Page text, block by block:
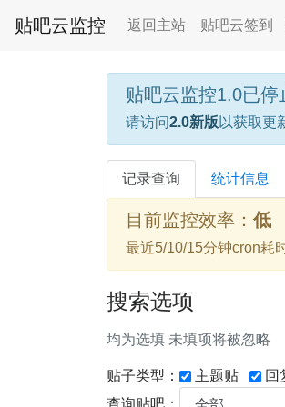
贴吧云监控 返回主站 贴吧云签到
贴吧云监控1.0已停
请访问2.0新版 以获取更
记录查询 统计信息
目前监控效率： 低
最近5/10/15分钟cron耗
搜索选项
均为选填 未填项将被忽略
贴子类型： 主题贴 回
查询贴吧：